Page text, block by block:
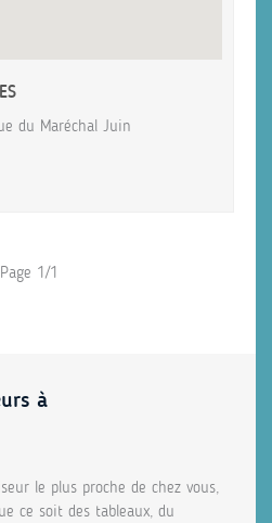
du Maréchal Juin
Page 1/1
à
le plus proche de chez vous,
ce soit des tableaux, du